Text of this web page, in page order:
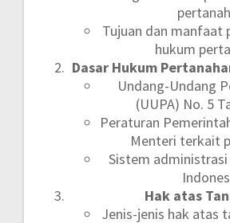
Tujuan dan manfaat
hukum
Dasar Hukum
Undang-Undang
(UUPA) No. 5
Peraturan
Menteri terkait
Sistem
Hak atas
Jenis-jenis hak atas